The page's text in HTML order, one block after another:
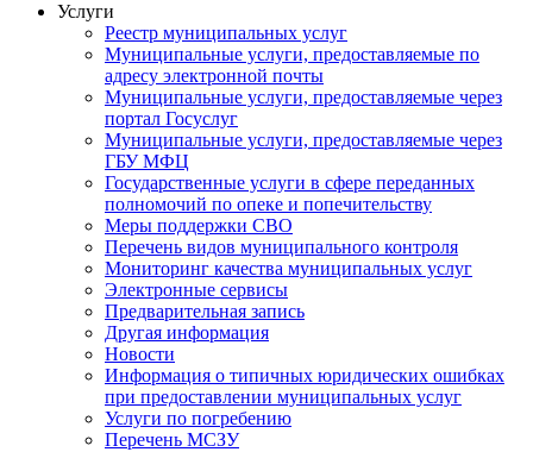
Услуги
Реестр муниципальных услуг
Муниципальные услуги, предоставляемые по
адресу электронной почты
Муниципальные услуги, предоставляемые через
портал Госуслуг
Муниципальные услуги, предоставляемые через
ГБУ МФЦ
Государственные услуги в сфере переданных
полномочий по опеке и попечительству
Меры поддержки СВО
Перечень видов муниципального контроля
Мониторинг качества муниципальных услуг
Электронные сервисы
Предварительная запись
Другая информация
Новости
Информация о типичных юридических ошибках
при предоставлении муниципальных услуг
Услуги по погребению
Перечень МСЗУ